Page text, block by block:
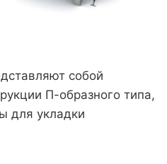
собой
П-образного типа,
для укладки